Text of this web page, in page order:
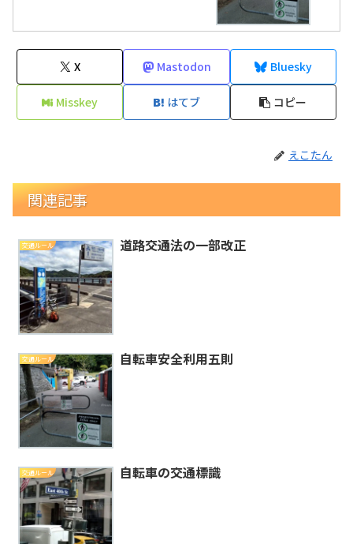
X Mastodon Bluesky
Misskey はてブ コピー
えこたん
関連記事
交通ルール 道路交通法の一部改正
交通ルール 自転車安全利用五則
交通ルール 自転車の交通標識